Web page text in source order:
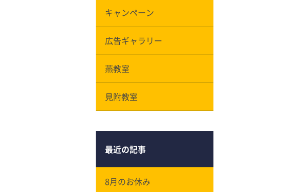
キャンペーン
広告ギャラリー
燕教室
見附教室
最近の記事
8月のお休み